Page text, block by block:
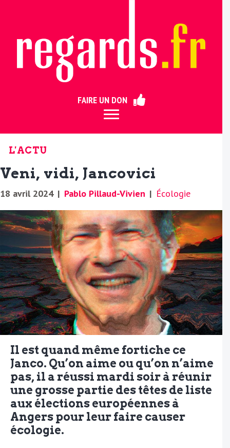
FAIRE UN DON
L'ACTU
Veni, vidi, Jancovici
18 avril 2024 | Pablo Pillaud-Vivien | Écologie
Il est quand même fortiche ce
Janco. Qu’on aime ou qu’on n’aime
pas, il a réussi mardi soir à réunir
une grosse partie des têtes de liste
aux élections européennes à
Angers pour leur faire causer
écologie.